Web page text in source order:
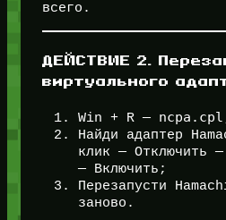
всего.
ДЕЙСТВИЕ 2.
виртуального
Win + R — ncpa.cpl
Найди адаптер
клик — Отключить
— Включить;
Перезапусти
заново.